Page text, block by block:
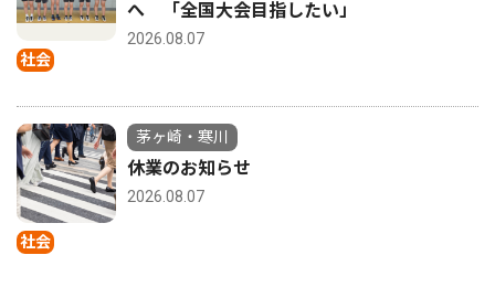
社会
へ 「全国大会目指したい」
2026.08.07
社会
茅ヶ崎・寒川
休業のお知らせ
2026.08.07